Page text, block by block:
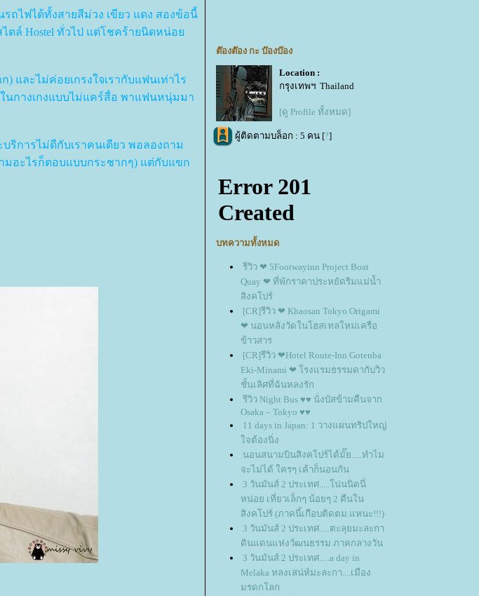
ถไฟได้ทั้งสายสีม่วง เขียว แดง สองข้อนี้
ไตล์ Hostel ทั่วไป แต่โชคร้ายนิดหน่อ
และไม่ค่อยเกรงใจเรากับแฟนเท่าไร
นกางเกงแบบไม่แคร์สื่อ พาแฟนหนุ่มมา
ริการไม่ดีกับเราคนเดียว พอลองถาม
อะไรก็ตอบแบบกระชากๆ) แต่กับแขก
ต๊องต๊อง กะ บ๊องบ๊อง
Location :
กรุงเทพฯ Thailand
[ดู Profile ทั้งหมด]
ผู้ติดตามบล็อก : 5 คน [?]
บทความทั้งหมด
รีวิว ❤ 5Footwayinn Project Boat
Quay ❤ ที่พักราคาประหยัดริมแม่น้ำ
สิงคโปร์
[CR]รีวิว ❤ Khaosan Tokyo Origami
❤ นอนหลังวัดในโฮสเทลใหม่เครือ
ข้าวสาร
[CR]รีวิว ❤Hotel Route-Inn Gotenba
Eki-Minami ❤ โรงแรมธรรมดากับวิว
ชั้นเลิศที่ฉันหลงรัก
รีวิว Night Bus ♥♥ นั่งบัสข้ามคืนจาก
Osaka – Tokyo ♥♥
11 days in Japan: 1 วางแผนทริปใหญ่
จต้องนิ่ง
นอนสนามบินสิงคโปร์ได้มั๊ย.....ทำไม
จะไม่ได้ ใครๆ เค้าก็นอนกัน
3 วันมันส์ 2 ประเทศ.....โน่นนิดนี่
หน่อย เที่ยวเล็กๆ น้อยๆ 2 คืนใน
สิงคโปร์ (ภาคนี้เกือบติดตม.แหนะ!!!)
3 วันมันส์ 2 ประเทศ.....ตะลุยมะละกา
ดินแดนแห่งวัฒนธรรม ภาคกลางวัน
3 วันมันส์ 2 ประเทศ.....a day in
Melaka หลงเสน่ห์มะละกา....เมือง
มรดกโลก